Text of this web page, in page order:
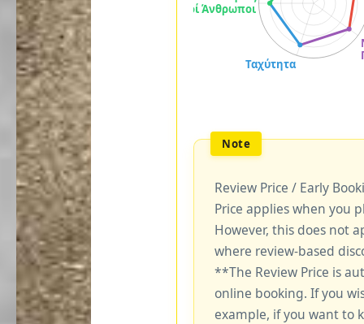
Review Price / Early
Price applies when you
However, this does not
where review-based
**The Review Price is
online booking. If you
example, if you want to